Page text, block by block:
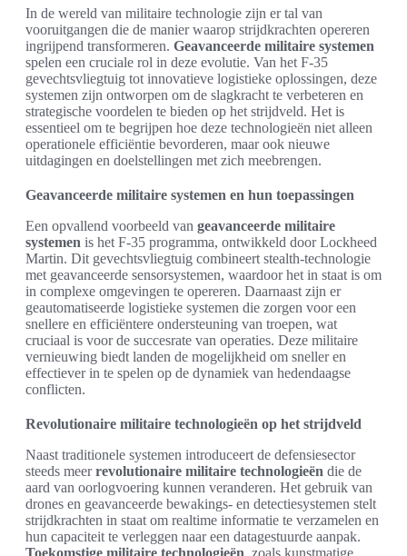
In de wereld van militaire technologie zijn er tal van
vooruitgangen die de manier waarop strijdkrachten opereren
ingrijpend transformeren. Geavanceerde militaire systemen
spelen een cruciale rol in deze evolutie. Van het F-35
gevechtsvliegtuig tot innovatieve logistieke oplossingen, deze
systemen zijn ontworpen om de slagkracht te verbeteren en
strategische voordelen te bieden op het strijdveld. Het is
essentieel om te begrijpen hoe deze technologieën niet alleen
operationele efficiëntie bevorderen, maar ook nieuwe
uitdagingen en doelstellingen met zich meebrengen.
Geavanceerde militaire systemen en hun toepassingen
Een opvallend voorbeeld van geavanceerde militaire
systemen is het F-35 programma, ontwikkeld door Lockheed
Martin. Dit gevechtsvliegtuig combineert stealth-technologie
met geavanceerde sensorsystemen, waardoor het in staat is om
in complexe omgevingen te opereren. Daarnaast zijn er
geautomatiseerde logistieke systemen die zorgen voor een
snellere en efficiëntere ondersteuning van troepen, wat
cruciaal is voor de succesrate van operaties. Deze militaire
vernieuwing biedt landen de mogelijkheid om sneller en
effectiever in te spelen op de dynamiek van hedendaagse
conflicten.
Revolutionaire militaire technologieën op het strijdveld
Naast traditionele systemen introduceert de defensiesector
steeds meerrevolutionaire militaire technologieën die de
aard van oorlogvoering kunnen veranderen. Het gebruik van
drones en geavanceerde bewakings- en detectiesystemen stelt
strijdkrachten in staat om realtime informatie te verzamelen en
hun capaciteit te verleggen naar een datagestuurde aanpak.
Toekomstige militaire technologieën, zoals kunstmatige